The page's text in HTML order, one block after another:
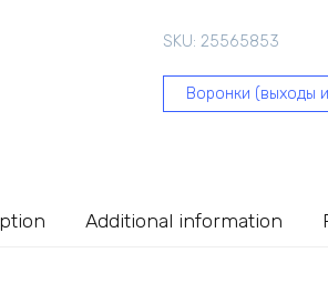
мм,
RAL
7024
SKU: 25565853
Воронки (выходы
Additional information